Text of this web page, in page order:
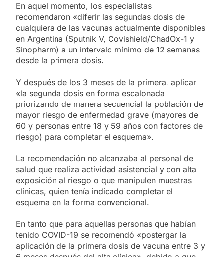
En aquel momento, los especialistas
recomendaron «diferir las segundas dosis de
cualquiera de las vacunas actualmente disponibles
en Argentina (Sputnik V, Covishield/ChadOx-1 y
Sinopharm) a un intervalo mínimo de 12 semanas
desde la primera dosis.
Y después de los 3 meses de la primera, aplicar
«la segunda dosis en forma escalonada
priorizando de manera secuencial la población de
mayor riesgo de enfermedad grave (mayores de
60 y personas entre 18 y 59 años con factores de
riesgo) para completar el esquema».
La recomendación no alcanzaba al personal de
salud que realiza actividad asistencial y con alta
exposición al riesgo o que manipulen muestras
clínicas, quien tenía indicado completar el
esquema en la forma convencional.
En tanto que para aquellas personas que habían
tenido COVID-19 se recomendó «postergar la
aplicación de la primera dosis de vacuna entre 3 y